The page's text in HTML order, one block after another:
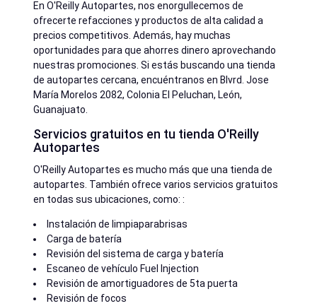
En O'Reilly Autopartes, nos enorgullecemos de
ofrecerte refacciones y productos de alta calidad a
precios competitivos. Además, hay muchas
oportunidades para que ahorres dinero aprovechando
nuestras promociones. Si estás buscando una tienda
de autopartes cercana, encuéntranos en Blvrd. Jose
María Morelos 2082, Colonia El Peluchan, León,
Guanajuato.
Servicios gratuitos en tu tienda O'Reilly
Autopartes
O'Reilly Autopartes es mucho más que una tienda de
autopartes. También ofrece varios servicios gratuitos
en todas sus ubicaciones, como: :
Instalación de limpiaparabrisas
Carga de batería
Revisión del sistema de carga y batería
Escaneo de vehículo Fuel Injection
Revisión de amortiguadores de 5ta puerta
Revisión de focos